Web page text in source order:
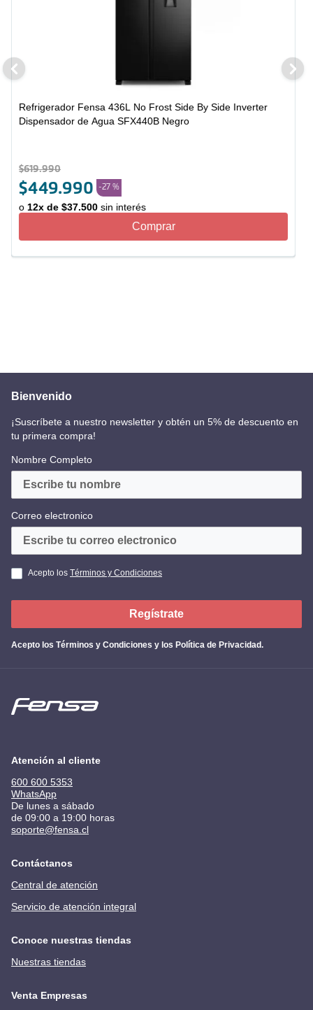
Refrigerador Fensa 436L No Frost Side By Side Inverter
Dispensador de Agua SFX440B Negro
$619.990
$449.990 -27 %
o 12x de $37.500 sin interés
Comprar
Bienvenido
¡Suscríbete a nuestro newsletter y obtén un 5% de descuento en
tu primera compra!
Nombre Completo
Correo electronico
Acepto los Términos y Condiciones
Acepto los Términos y Condiciones y los Política de Privacidad.
Regístrate
Atención al cliente
600 600 5353
WhatsApp
De lunes a sábado
de 09:00 a 19:00 horas
soporte@fensa.cl
Contáctanos
Central de atención
Servicio de atención integral
Conoce nuestras tiendas
Nuestras tiendas
Venta Empresas